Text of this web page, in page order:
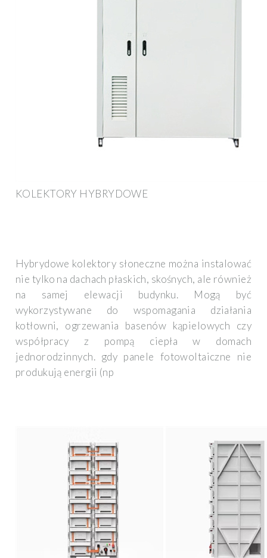
KOLEKTORY HYBRYDOWE
Hybrydowe kolektory słoneczne można instalować
nie tylko na dachach płaskich, skośnych, ale również
na samej elewacji budynku. Mogą być
wykorzystywane do wspomagania działania
kotłowni, ogrzewania basenów kąpielowych czy
współpracy z pompą ciepła w domach
jednorodzinnych. gdy panele fotowoltaiczne nie
produkują energii (np